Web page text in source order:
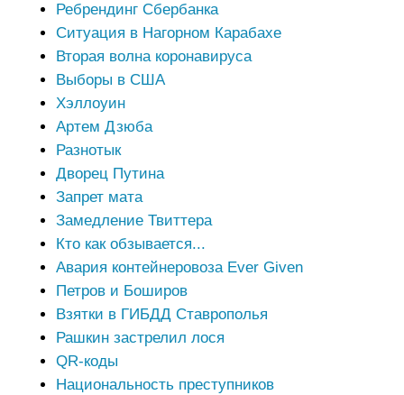
Ребрендинг Сбербанка
Ситуация в Нагорном Карабахе
Вторая волна коронавируса
Выборы в США
Хэллоуин
Артем Дзюба
Разнотык
Дворец Путина
Запрет мата
Замедление Твиттера
Кто как обзывается...
Авария контейнеровоза Ever Given
Петров и Боширов
Взятки в ГИБДД Ставрополья
Рашкин застрелил лося
QR-коды
Национальность преступников